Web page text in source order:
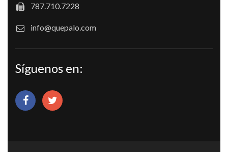
787.710.7228
info@quepalo.com
Síguenos en: